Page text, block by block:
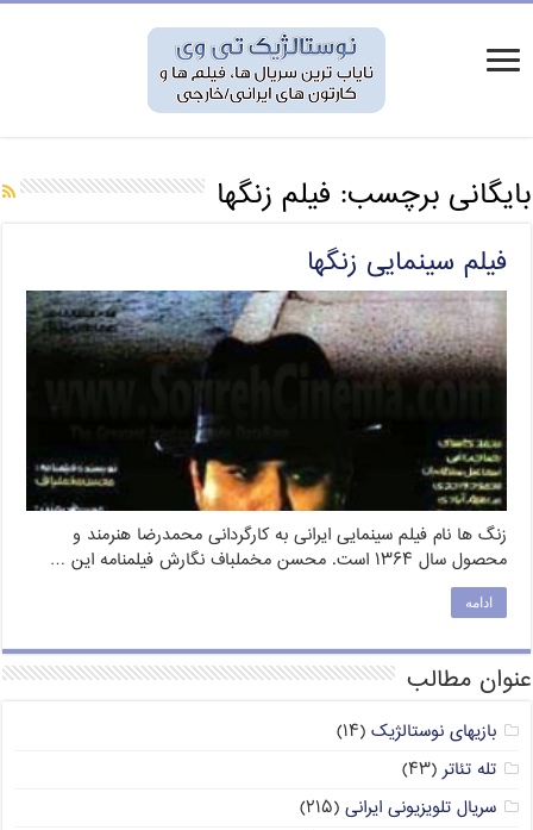
بایگانی برچسب: فیلم زنگها
فیلم سینمایی زنگها
زنگ‌ ها نام فیلم سینمایی ایرانی به کارگردانی محمدرضا هنرمند و
محصول سال ۱۳۶۴ است. محسن مخملباف نگارش فیلمنامه این …
ادامه
عنوان مطالب
بازیهای نوستالژیک (۱۴)
تله تئاتر(۴۳)
سریال تلویزیونی ایرانی (۲۱۵)